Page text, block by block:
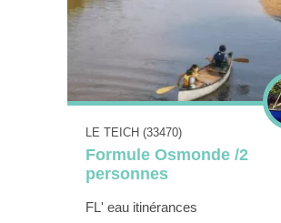
LE TEICH (33470)
Formule Osmonde /2
personnes
FL' eau itinérances